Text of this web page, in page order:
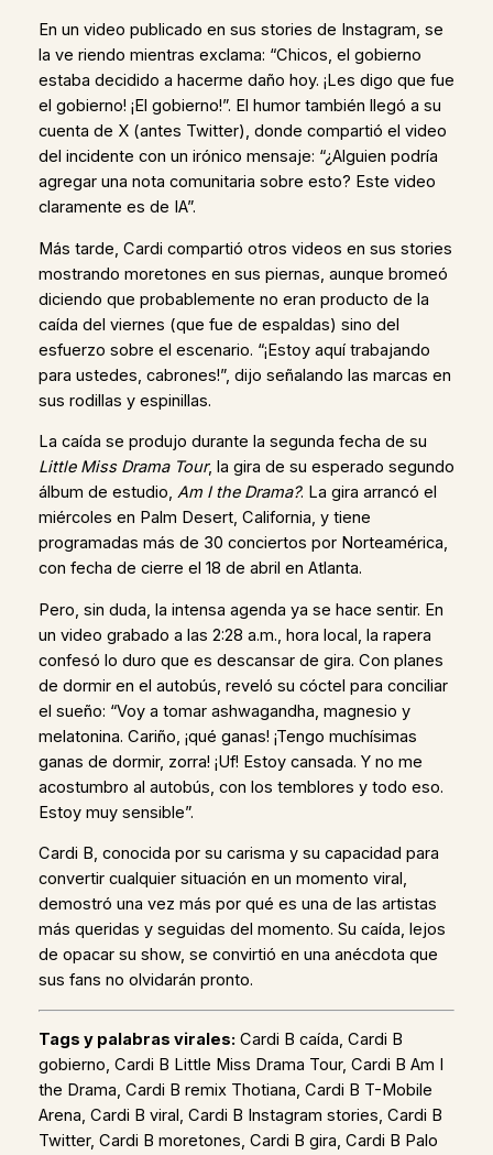
En un video publicado en sus stories de Instagram, se
la ve riendo mientras exclama: “Chicos, el gobierno
estaba decidido a hacerme daño hoy. ¡Les digo que fue
el gobierno! ¡El gobierno!”. El humor también llegó a su
cuenta de X (antes Twitter), donde compartió el video
del incidente con un irónico mensaje: “¿Alguien podría
agregar una nota comunitaria sobre esto? Este video
claramente es de IA”.
Más tarde, Cardi compartió otros videos en sus stories
mostrando moretones en sus piernas, aunque bromeó
diciendo que probablemente no eran producto de la
caída del viernes (que fue de espaldas) sino del
esfuerzo sobre el escenario. “¡Estoy aquí trabajando
para ustedes, cabrones!”, dijo señalando las marcas en
sus rodillas y espinillas.
La caída se produjo durante la segunda fecha de su
Little Miss Drama Tour, la gira de su esperado segundo
álbum de estudio, Am I the Drama?. La gira arrancó el
miércoles en Palm Desert, California, y tiene
programadas más de 30 conciertos por Norteamérica,
con fecha de cierre el 18 de abril en Atlanta.
Pero, sin duda, la intensa agenda ya se hace sentir. En
un video grabado a las 2:28 a.m., hora local, la rapera
confesó lo duro que es descansar de gira. Con planes
de dormir en el autobús, reveló su cóctel para conciliar
el sueño: “Voy a tomar ashwagandha, magnesio y
melatonina. Cariño, ¡qué ganas! ¡Tengo muchísimas
ganas de dormir, zorra! ¡Uf! Estoy cansada. Y no me
acostumbro al autobús, con los temblores y todo eso.
Estoy muy sensible”.
Cardi B, conocida por su carisma y su capacidad para
convertir cualquier situación en un momento viral,
demostró una vez más por qué es una de las artistas
más queridas y seguidas del momento. Su caída, lejos
de opacar su show, se convirtió en una anécdota que
sus fans no olvidarán pronto.
Tags y palabras virales: Cardi B caída, Cardi B
gobierno, Cardi B Little Miss Drama Tour, Cardi B Am I
the Drama, Cardi B remix Thotiana, Cardi B T-Mobile
Arena, Cardi B viral, Cardi B Instagram stories, Cardi B
Twitter, Cardi B moretones, Cardi B gira, Cardi B Palo